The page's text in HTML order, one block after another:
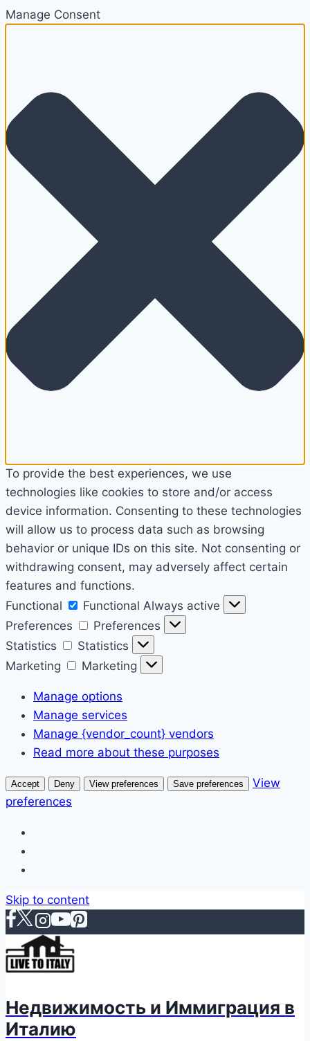
Manage Consent
To provide the best experiences, we use
technologies like cookies to store and/or access
device information. Consenting to these technologies
will allow us to process data such as browsing
behavior or unique IDs on this site. Not consenting or
withdrawing consent, may adversely affect certain
features and functions.
Functional
Functional Always active
Preferences
Preferences
Statistics
Statistics
Marketing
Marketing
Manage options
Manage services
Manage {vendor_count} vendors
Read more about these purposes
Accept Deny View preferences Save preferences
View
preferences
Skip to content
Недвижимость и Иммиграция в
Италию